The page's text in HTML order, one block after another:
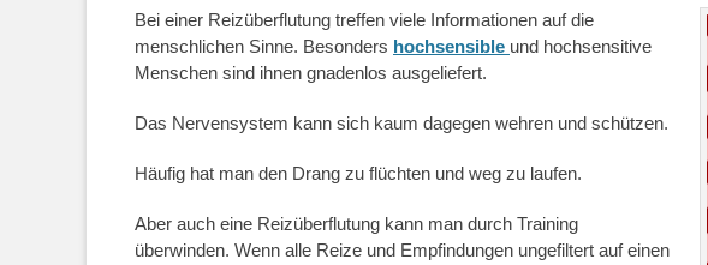
Bei einer Reizüberflutung treffen viele Informationen auf die
menschlichen Sinne. Besonders hochsensible und hochsensitive
Menschen sind ihnen gnadenlos ausgeliefert.
Das Nervensystem kann sich kaum dagegen wehren und schützen.
Häufig hat man den Drang zu flüchten und weg zu laufen.
Aber auch eine Reizüberflutung kann man durch Training
überwinden. Wenn alle Reize und Empfindungen ungefiltert auf einen